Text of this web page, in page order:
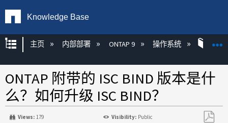
Knowledge Base
扩展/隐缩全局层次
主页 内部部署 ONTAP 9 操作系统
ONTAP 附带的 ISC BIND 版本是什
么？如何升级 ISC BIND？
Views: 179 Visibility: Public